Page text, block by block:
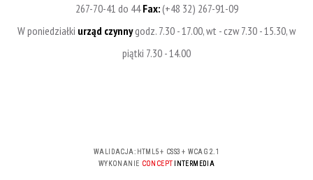
267-70-41 do 44Fax:(+48 32) 267-91-09
W poniedziałki urząd czynnygodz. 7.30 - 17.00, wt - czw 7.30 - 15.30, w
piątki 7.30 - 14.00
WALIDACJA: HTML5+ CSS3 + WCAG 2.1
WYKONANIE CONCEPT INTERMEDIA